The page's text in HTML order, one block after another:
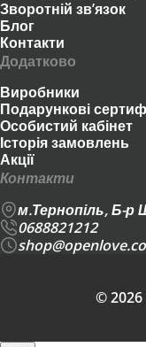
Зворотній зв’язок
Блог
Контакти
Додатково
Виробники
Подарункові
Особистий кабінет
Історія замовлень
Акції
Контакти
м.Тернопіль, Б-р
0688821212
©